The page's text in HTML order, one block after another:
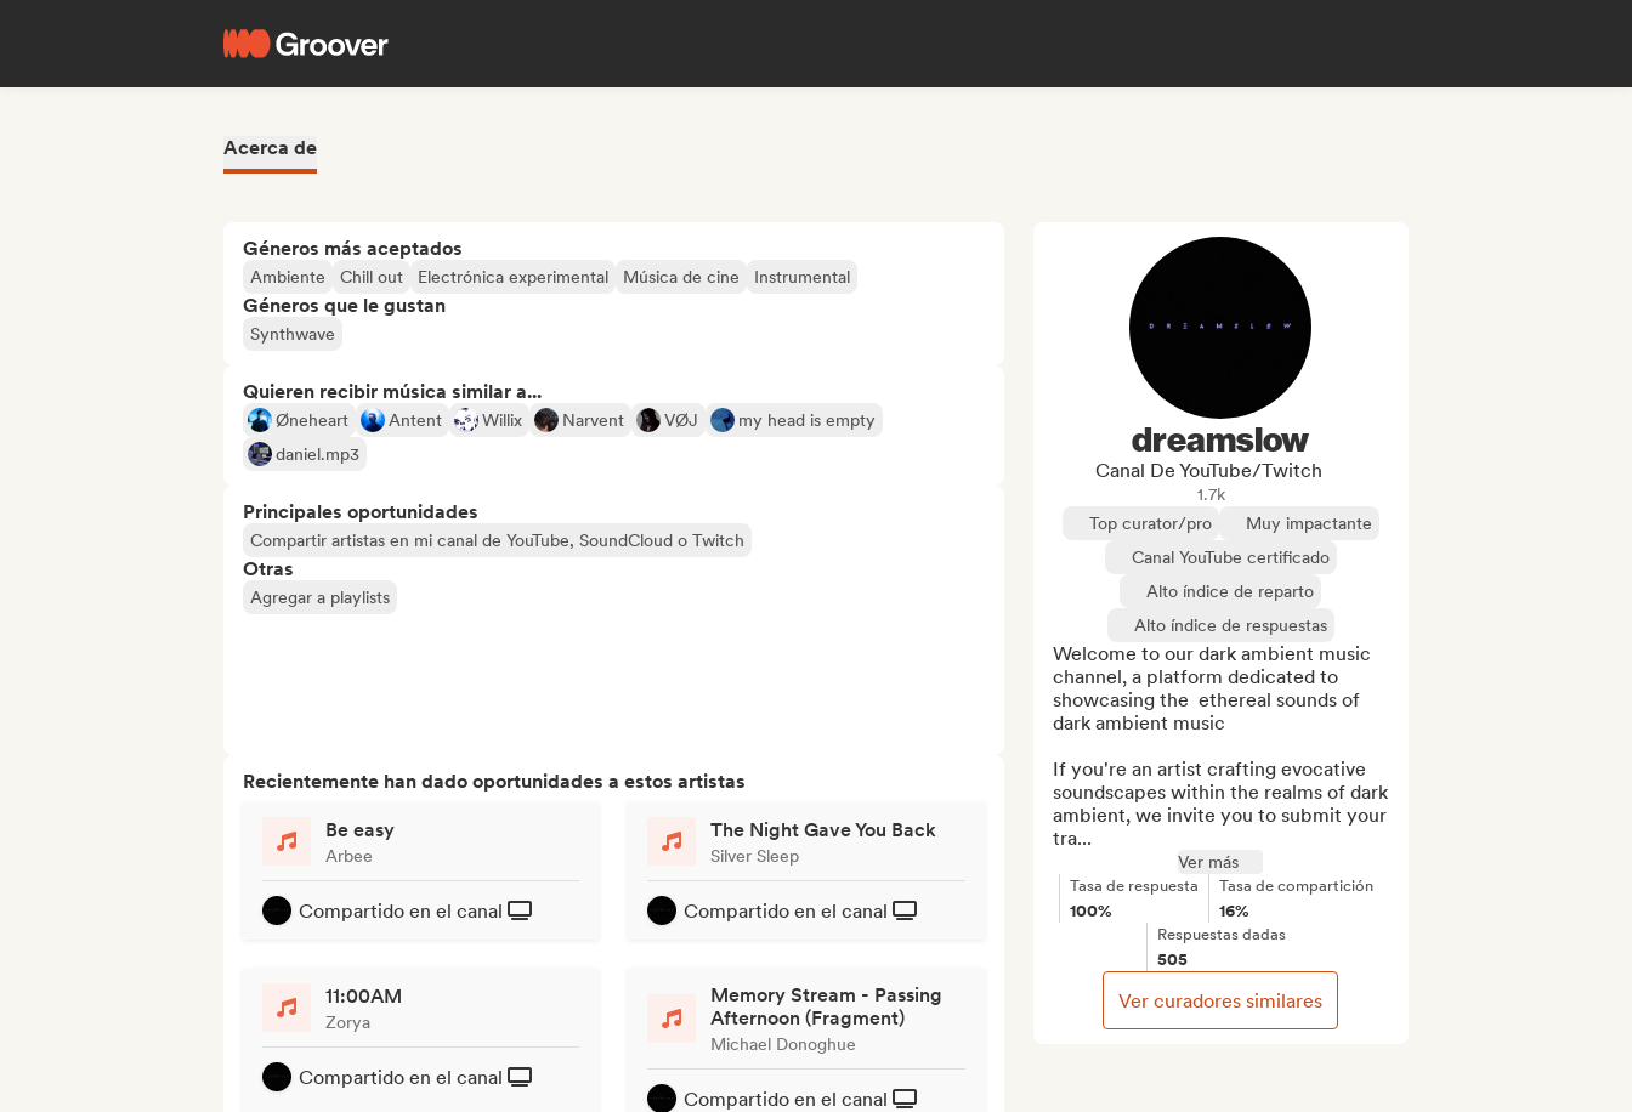
Acerca de
Géneros más aceptados
Ambiente Chill out Electrónica experimental Música de cine Instrumental
Géneros que le gustan
Synthwave
Quieren recibir música similar a...
Øneheart Antent Willix Narvent VØJ
my head is empty
daniel.mp3
Principales oportunidades
Compartir artistas en mi canal de YouTube, SoundCloud o Twitch
Otras
Agregar a playlists
Recientemente han dado oportunidades a estos artistas
Be easy
Arbee
Compartido en el canal
The Night Gave You Back
Silver Sleep
Compartido en el canal
11:00AM
Zorya
Compartido en el canal
Memory Stream - Passing
Afternoon (Fragment)
Michael Donoghue
Compartido en el canal
dreamslow
Canal De YouTube/Twitch
1.7k
Top curator/pro
Muy impactante
Canal YouTube certificado
Alto índice de reparto
Alto índice de respuestas
Welcome to our dark ambient music
channel, a platform dedicated to
showcasing the  ethereal sounds of
dark ambient music
If you're an artist crafting evocative
soundscapes within the realms of dark
ambient, we invite you to submit your
tra...
Ver más
Tasa de respuesta
100%
Tasa de compartición
16%
Respuestas dadas
505
Ver curadores similares